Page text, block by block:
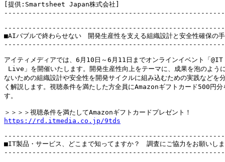
[提供:Smartsheet Japan株式会社]
■AIバブルで終わらせない　開発生産性を支える組織設計と安全性確保の
アイティメディアでは、6月10日～6月11日までオンラインイベント「
Live」を開催いたします。開発生産性向上をテーマに、成果を泡のよう
ないための組織設計や安全性を開発サイクルに組み込むための実践などを
く解説します。視聴条件を満たした方全員にAmazonギフトカード500円分
す。
https://rd.itmedia.co.jp/9tds
■IT製品・サービス、どこまで知ってますか？　調査にご協力をお願いし